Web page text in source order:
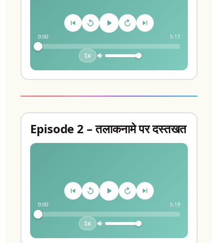
0:00 5:17
1x
Episode 2 – तलाकनामे पर दस्तखत
0:00 5:19
1x